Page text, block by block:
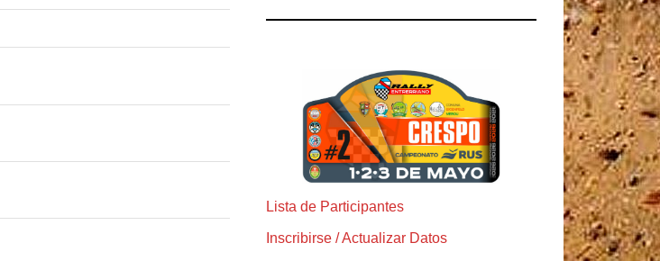
Lista de Participantes
Inscribirse / Actualizar Datos